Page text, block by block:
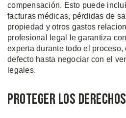
compensación. Esto puede
facturas médicas, pérdidas de
propiedad y otros gastos
profesional legal le garantiza
experta durante todo el proceso,
defecto hasta negociar con el
legales.
Proteger los